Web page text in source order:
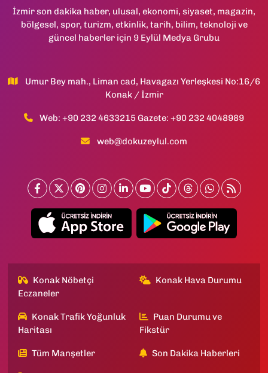
İzmir son dakika haber, ulusal, ekonomi, siyaset, magazin,
bölgesel, spor, turizm, etkinlik, tarih, bilim, teknoloji ve
güncel haberler için 9 Eylül Medya Grubu
Umur Bey mah., Liman cad, Havagazı Yerleşkesi No:16/6
Konak / İzmir
Web: +90 232 4633215 Gazete: +90 232 4048989
web@dokuzeylul.com
Konak Nöbetçi
Eczaneler
Konak Hava Durumu
Konak Trafik Yoğunluk
Haritası
Puan Durumu ve
Fikstür
Tüm Manşetler Son Dakika Haberleri